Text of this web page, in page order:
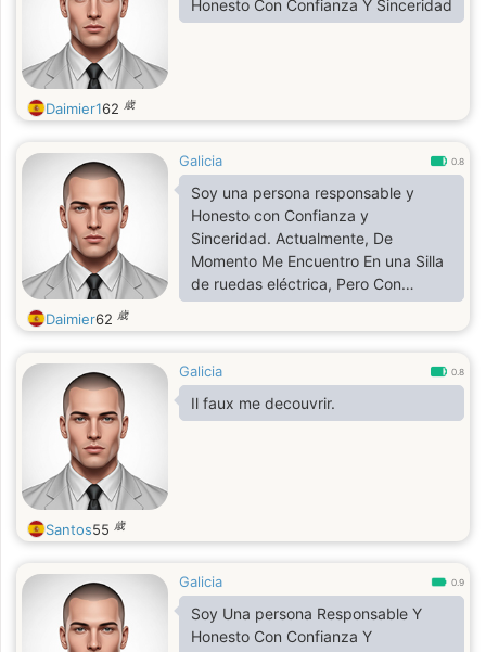
Honesto Con Confianza Y Sinceridad
Daimier162 歳
Galicia 0.8
Soy una persona responsable y
Honesto con Confianza y
Sinceridad. Actualmente, De
Momento Me Encuentro En una Silla
de ruedas eléctrica, Pero Con
Bastante Movilidad para todo lo
Quiera hacer y Compartir mi vida 💞
Daimier62 歳
Galicia 0.8
Il faux me decouvrir.
Santos55 歳
Galicia 0.9
Soy Una persona Responsable Y
Honesto Con Confianza Y